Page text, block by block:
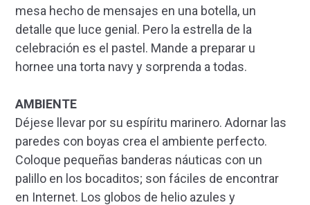
mesa hecho de mensajes en una botella, un
detalle que luce genial. Pero la estrella de la
celebración es el pastel. Mande a preparar u
hornee una torta navy y sorprenda a todas.
AMBIENTE
Déjese llevar por su espíritu marinero. Adornar las
paredes con boyas crea el ambiente perfecto.
Coloque pequeñas banderas náuticas con un
palillo en los bocaditos; son fáciles de encontrar
en Internet. Los globos de helio azules y